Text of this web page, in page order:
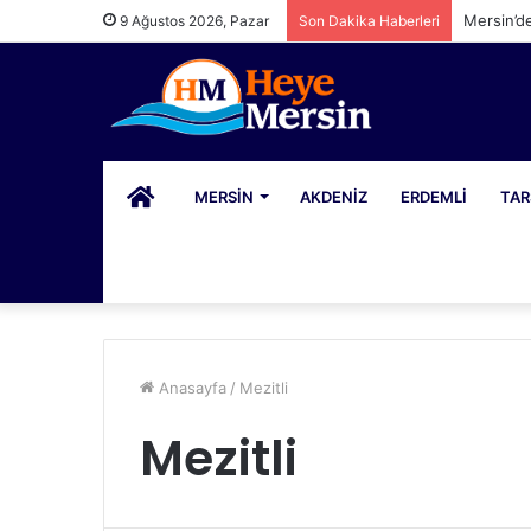
9 Ağustos 2026, Pazar Son Dakika Haberleri
PORTALMERSIN AKDENIZ ERDEMLI
Anasayfa / Mezitli
Mezitli